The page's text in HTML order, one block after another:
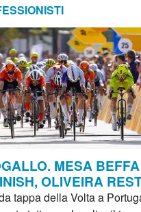
MESA
OLIVEIRA
tappa della Volta a